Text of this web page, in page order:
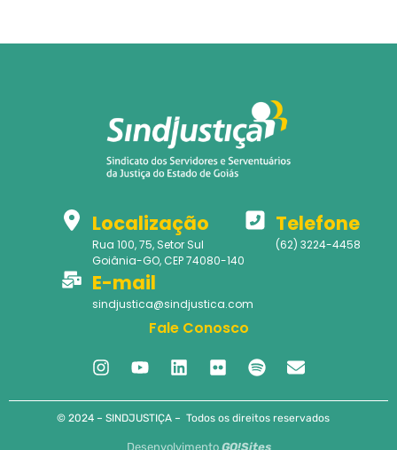
Localização
Rua 100, 75, Setor Sul
Goiânia-GO, CEP 74080-140
Telefone
(62) 3224-4458
E-mail
sindjustica@sindjustica.com
Fale Conosco
© 2024 – SINDJUSTIÇA – Todos os direitos reservados
Desenvolvimento GO!Sites